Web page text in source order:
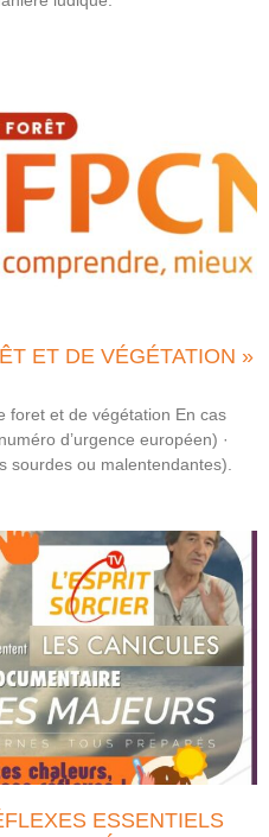
ET DE VÉGÉTATION »
foret et de végétation En cas
d’urgence européen) ·
sourdes ou malentendantes).
ESSENTIELS